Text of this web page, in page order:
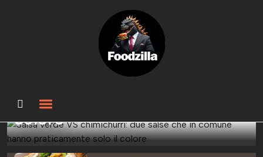
Salsa verde VS chimichurri:
due salse che in comune
colore